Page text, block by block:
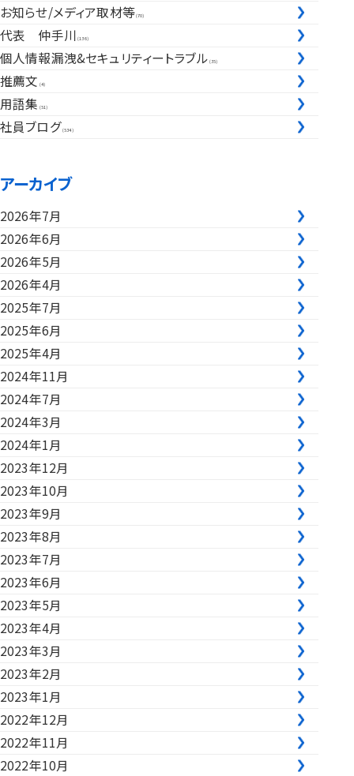
お知らせ/メディア取材等(70)
代表 仲手川 (136)
個人情報漏洩&セキュリティートラブル (35)
推薦文 (4)
用語集 (51)
社員ブログ(534)
アーカイブ
2026年7月
2026年6月
2026年5月
2026年4月
2025年7月
2025年6月
2025年4月
2024年11月
2024年7月
2024年3月
2024年1月
2023年12月
2023年10月
2023年9月
2023年8月
2023年7月
2023年6月
2023年5月
2023年4月
2023年3月
2023年2月
2023年1月
2022年12月
2022年11月
2022年10月